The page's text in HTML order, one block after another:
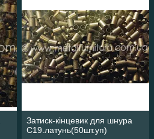
Затиск-кінцевик для шнура
С19.латунь(50шт.уп)